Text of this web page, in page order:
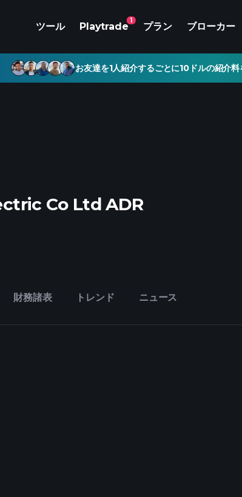
ツール Playtrade
1
プラン ブローカー
お友達を1人紹介するごとに10ドルの紹介料
Co Ltd ADR
財務諸表 トレンド ニュース